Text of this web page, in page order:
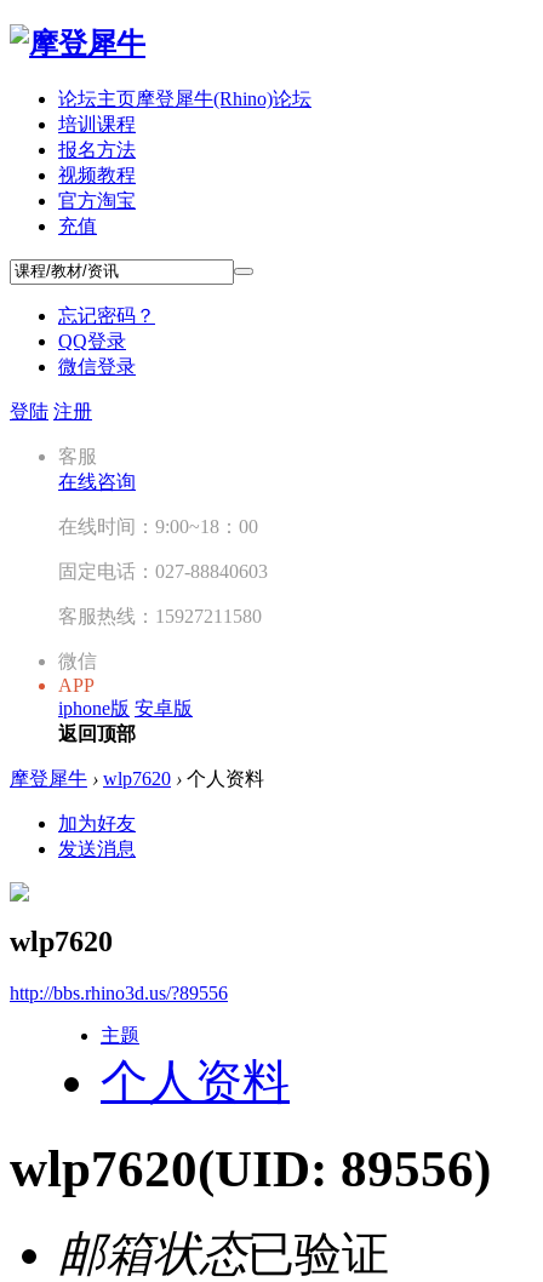
论坛主页摩登犀牛(Rhino)论坛
培训课程
报名方法
视频教程
官方淘宝
充值
忘记密码？
QQ登录
微信登录
登陆 注册
客服
在线咨询
在线时间：9:00~18：00
固定电话：027-88840603
客服热线：15927211580
微信
APP
iphone版 安卓版
返回顶部
摩登犀牛 › wlp7620 › 个人资料
加为好友
发送消息
wlp7620
http://bbs.rhino3d.us/?89556
主题
个人资料
wlp7620(UID: 89556)
邮箱状态已验证